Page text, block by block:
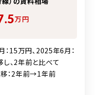
万円
15万円、2025年6月：
、2年前と比べて
移：2年前→1年前